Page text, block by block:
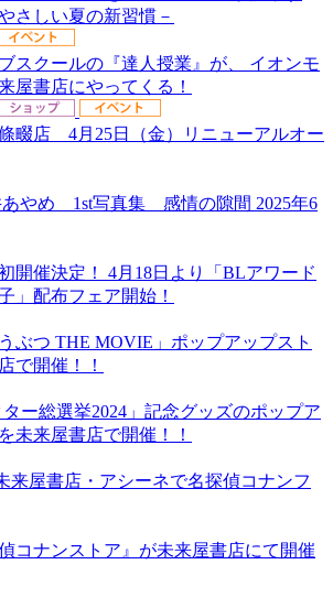
さしい夏の新習慣－
スクールの『達人授業』が、 イオンモ
屋書店にやってくる！
畷店 4月25日（金）リニューアルオー
あやめ 1st写真集 感情の隙間 2025年6
開催決定！ 4月18日より「BLアワード
」配布フェア開始！
ぶつ THE MOVIE」ポップアップスト
で開催！！
ター総選挙2024」記念グッズのポップア
未来屋書店で開催！！
来屋書店・アシーネで名探偵コナンフ
コナンストア』が未来屋書店にて開催